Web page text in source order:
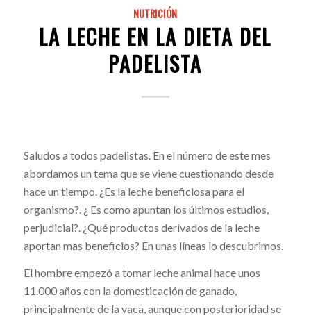
NUTRICIÓN
LA LECHE EN LA DIETA DEL
PADELISTA
Saludos a todos padelistas. En el número de este mes
abordamos un tema que se viene cuestionando desde
hace un tiempo. ¿Es la leche beneficiosa para el
organismo?. ¿ Es como apuntan los últimos estudios,
perjudicial?. ¿Qué productos derivados de la leche
aportan mas beneficios? En unas líneas lo descubrimos.
El hombre empezó a tomar leche animal hace unos
11.000 años con la domesticación de ganado,
principalmente de la vaca, aunque con posterioridad se